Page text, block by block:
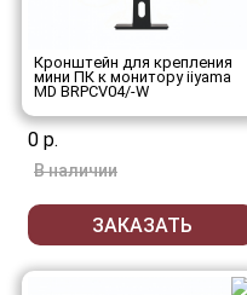
Кронштейн для крепления
мини ПК к монитору iiyama
MD BRPCV04/-W
0 р.
В наличии
ЗАКАЗАТЬ